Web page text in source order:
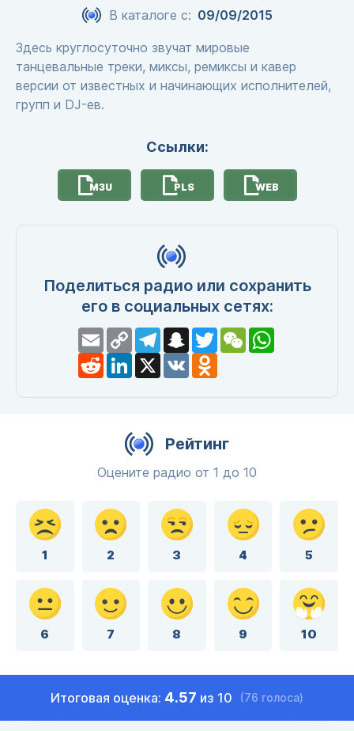
В каталоге с: 09/09/2015
Здесь круглосуточно звучат мировые
танцевальные треки, миксы, ремиксы и кавер
версии от известных и начинающих исполнителей,
групп и DJ-ев.
Ссылки:
M3U PLS WEB
Поделиться радио или сохранить
его в социальных сетях:
EmailCopy
Link
TelegramSnapchat
TwitterWeChatWhatsApp
RedditLinkedIn
X VK Odnoklassniki
Рейтинг
Оцените радио от 1 до 10
1 2 3 4 5
6 7 8 9 10
Итоговая оценка: 4.57 из 10 (76 голоса)